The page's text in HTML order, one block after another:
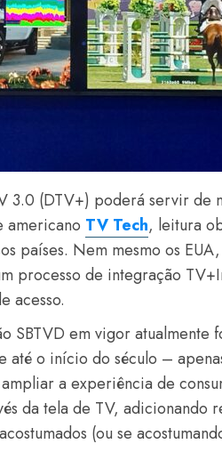
3.0 (DTV+) poderá servir de
americano TV Tech, leitura
países. Nem mesmo os
processo de integração
acesso.
SBTVD em vigor atualmente
até o início do século –
a experiência de
da tela de TV, adicionando
(ou se